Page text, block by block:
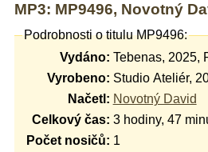
MP3: MP9496, Novotný
Podrobnosti o titulu MP9496:
Vydáno: Tebenas, 2025,
Vyrobeno: Studio Ateliér,
Načetl: Novotný David
Celkový čas: 3 hodiny, 47
Počet nosičů: 1